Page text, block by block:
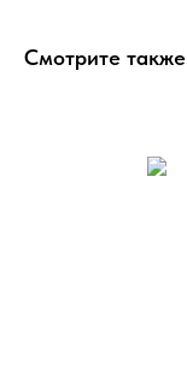
Смотрите также